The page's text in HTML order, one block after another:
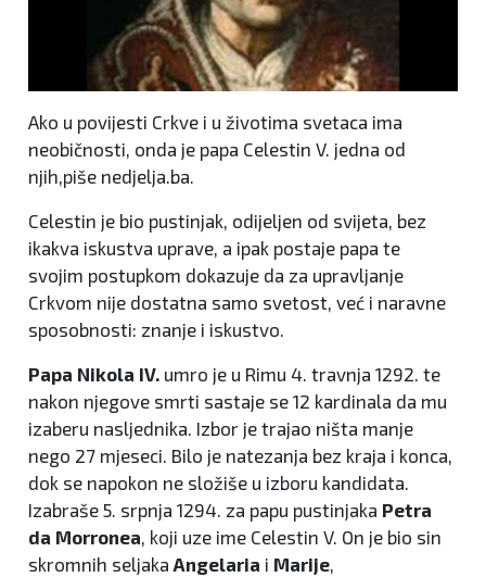
Ako u povijesti Crkve i u životima svetaca ima
neobičnosti, onda je papa Celestin V. jedna od
njih,piše nedjelja.ba.
Celestin je bio pustinjak, odijeljen od svijeta, bez
ikakva iskustva uprave, a ipak postaje papa te
svojim postupkom dokazuje da za upravljanje
Crkvom nije dostatna samo svetost, već i naravne
sposobnosti: znanje i iskustvo.
Papa Nikola IV. umro je u Rimu 4. travnja 1292. te
nakon njegove smrti sastaje se 12 kardinala da mu
izaberu nasljednika. Izbor je trajao ništa manje
nego 27 mjeseci. Bilo je natezanja bez kraja i konca,
dok se napokon ne složiše u izboru kandidata.
Izabraše 5. srpnja 1294. za papu pustinjaka Petra
da Morronea, koji uze ime Celestin V. On je bio sin
skromnih seljaka Angelaria i Marije,